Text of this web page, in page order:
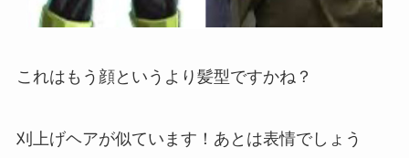
これはもう顔というより髪型ですかね？
刈上げヘアが似ています！あとは表情でしょう